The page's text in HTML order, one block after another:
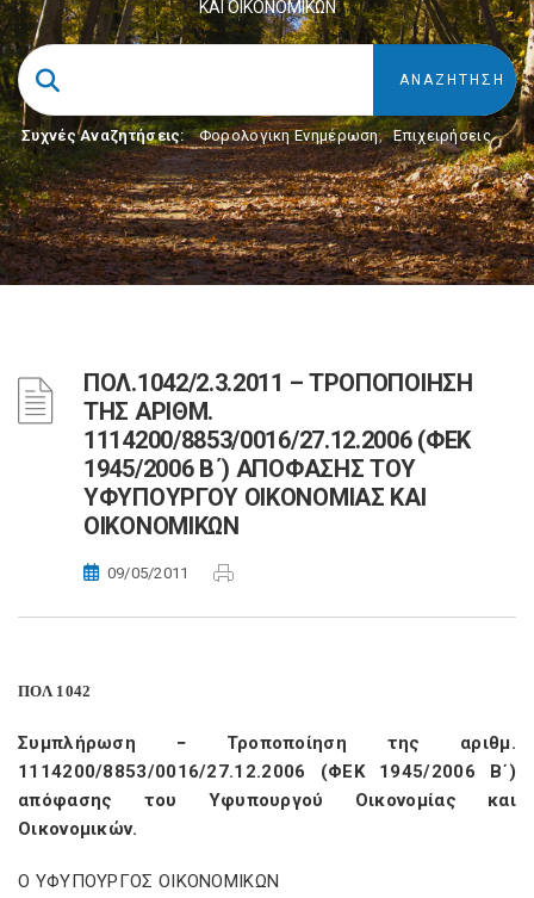
ΚΑΙ ΟΙΚΟΝΟΜΙΚΩΝ
Συχνές Αναζητήσεις: Φορολογικη Ενημέρωση, Επιχειρήσεις
ΠΟΛ.1042/2.3.2011 – ΤΡΟΠΟΠΟΙΗΣΗ
ΤΗΣ ΑΡΙΘΜ.
1114200/8853/0016/27.12.2006 (ΦΕΚ
1945/2006 Β΄) ΑΠΟΦΑΣΗΣ ΤΟΥ
ΥΦΥΠΟΥΡΓΟΥ ΟΙΚΟΝΟΜΙΑΣ ΚΑΙ
ΟΙΚΟΝΟΜΙΚΩΝ
09/05/2011
ΠΟΛ 1042
Συμπλήρωση − Τροποποίηση της αριθμ.
1114200/8853/0016/27.12.2006 (ΦΕΚ 1945/2006 Β΄)
απόφασης του Υφυπουργού Οικονομίας και
Οικονομικών.
Ο ΥΦΥΠΟΥΡΓΟΣ ΟΙΚΟΝΟΜΙΚΩΝ